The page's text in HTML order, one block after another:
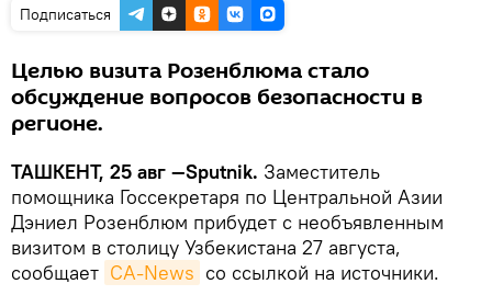
Подписаться
Целью визита Розенблюма стало
обсуждение вопросов безопасности в
регионе.
ТАШКЕНТ, 25 авг —Sputnik. Заместитель
помощника Госсекретаря по Центральной Азии
Дэниел Розенблюм прибудет с необъявленным
визитом в столицу Узбекистана 27 августа,
сообщает CA-News со ссылкой на источники.